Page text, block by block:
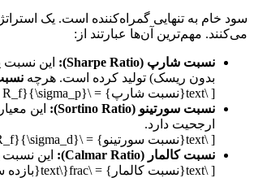
سود خام به تنهایی گمراه‌کننده است. یک
می‌کنند. مهم‌ترین آن‌ها عبارتند از:
نسبت شارپ (Sharpe Ratio): این
بدون ریسک) تولید کرده است. هرچه
[ \text{نسبت شارپ} = \frac{R_p – R_f}{\sigma_p} ] که در آن (R_p) بازده میانگین پورتفولیو، (R_f) نرخ بازده بدون ریسک و (\sigma_p) انحراف معیار بازده پورتفولیو است.
نسبت سورتینو (Sortino Ratio):
این
ارجحیت دارد.
[ \text{نسبت سورتینو} = \frac{R_p – R_f}{\sigma_d} ] که در آن (\sigma_d) انحراف معیار بازده‌های منفی است.
نسبت کالمار (Calmar Ratio):
این نسبت
[ \text{نسبت کالمار} = \frac{\text{بازده سالانه}}{\text{حداکثر افت سرمایه (MDD)}} ]